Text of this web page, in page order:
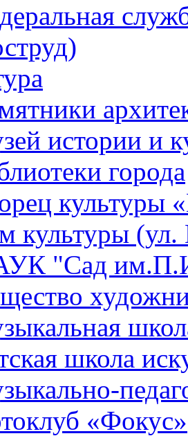
истории и
города
культуры
культуры (ул.
"Сад
школа
«Фокус»